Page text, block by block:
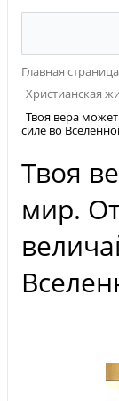
Главная страница
Христианская
Твоя вера
силе во
Твоя
мир.